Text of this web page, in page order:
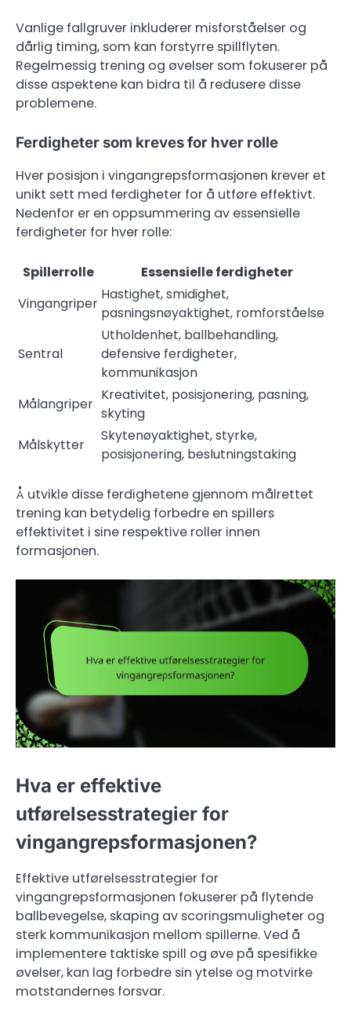
Vanlige fallgruver inkluderer misforståelser og
dårlig timing, som kan forstyrre spillflyten.
Regelmessig trening og øvelser som fokuserer på
disse aspektene kan bidra til å redusere disse
problemene.
Ferdigheter som kreves for hver rolle
Hver posisjon i vingangrepsformasjonen krever et
unikt sett med ferdigheter for å utføre effektivt.
Nedenfor er en oppsummering av essensielle
ferdigheter for hver rolle:
Spillerrolle
Essensielle ferdigheter
Vingangriper
Hastighet, smidighet,
pasningsnøyaktighet, romforståelse
Sentral
Utholdenhet, ballbehandling,
defensive ferdigheter,
kommunikasjon
Målangriper
Kreativitet, posisjonering, pasning,
skyting
Målskytter
Skytenøyaktighet, styrke,
posisjonering, beslutningstaking
Å utvikle disse ferdighetene gjennom målrettet
trening kan betydelig forbedre en spillers
effektivitet i sine respektive roller innen
formasjonen.
Hva er effektive
utførelsesstrategier for
vingangrepsformasjonen?
Effektive utførelsesstrategier for
vingangrepsformasjonen fokuserer på flytende
ballbevegelse, skaping av scoringsmuligheter og
sterk kommunikasjon mellom spillerne. Ved å
implementere taktiske spill og øve på spesifikke
øvelser, kan lag forbedre sin ytelse og motvirke
motstandernes forsvar.